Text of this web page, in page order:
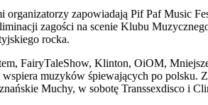
organizatorzy zapowiadają Pif Paf Music
zagości na scenie Klubu
rocka.
FairyTaleShow, Klinton, OiOM,
muzyków śpiewających po polsku.
Muchy, w sobotę Transsexdisco i